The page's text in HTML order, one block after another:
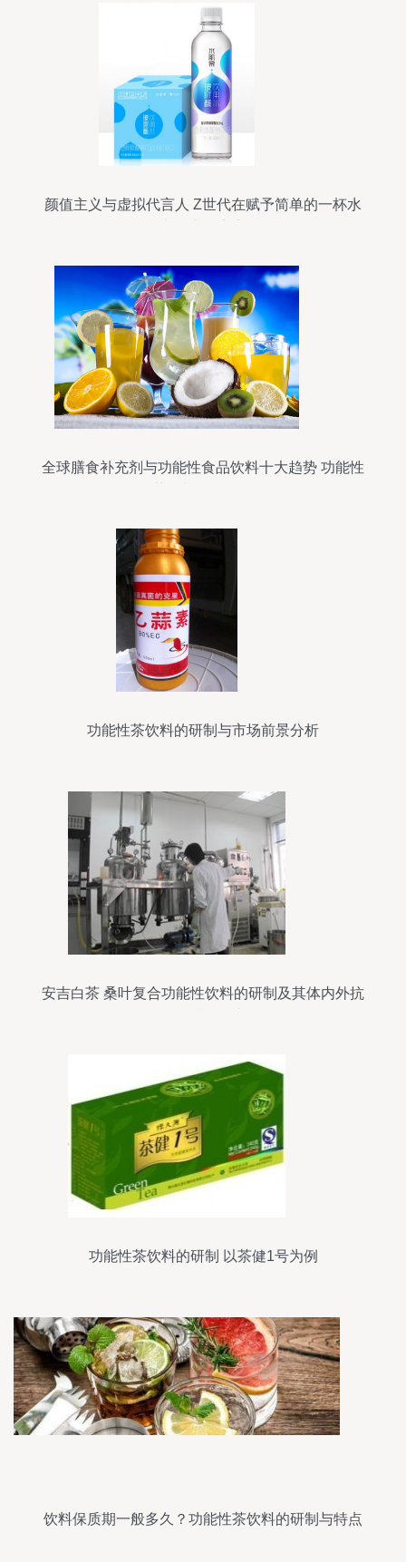
颜值主义与虚拟代言人 Z世代在赋予简单的一杯水
全球膳食补充剂与功能性食品饮料十大趋势 功能性
功能性茶饮料的研制与市场前景分析
安吉白茶 桑叶复合功能性饮料的研制及其体内外抗
功能性茶饮料的研制 以茶健1号为例
饮料保质期一般多久？功能性茶饮料的研制与特点